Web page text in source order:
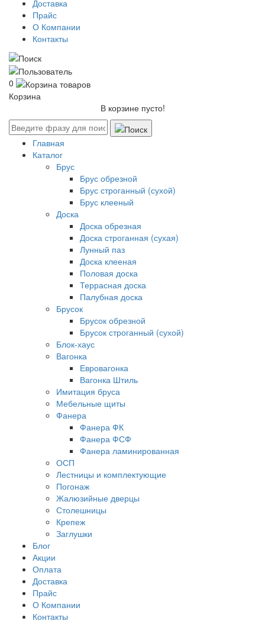
Доставка
Прайс
О Компании
Контакты
0
Корзина
В корзине пусто!
Главная
Каталог
Брус
Брус обрезной
Брус строганный (сухой)
Брус клееный
Доска
Доска обрезная
Доска строганная (сухая)
Лунный паз
Доска клееная
Половая доска
Террасная доска
Палубная доска
Брусок
Брусок обрезной
Брусок строганный (сухой)
Блок-хаус
Вагонка
Евровагонка
Вагонка Штиль
Имитация бруса
Мебельные щиты
Фанера
Фанера ФК
Фанера ФСФ
Фанера ламинированная
ОСП
Лестницы и комплектующие
Погонаж
Жалюзийные дверцы
Столешницы
Крепеж
Заглушки
Блог
Акции
Оплата
Доставка
Прайс
О Компании
Контакты